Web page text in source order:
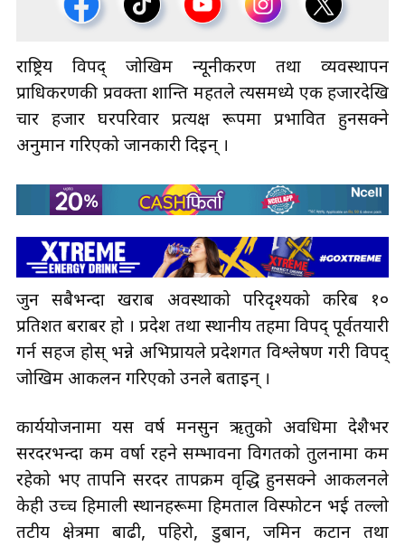
राष्ट्रिय विपद् जोखिम न्यूनीकरण तथा व्यवस्थापन
प्राधिकरणकी प्रवक्ता शान्ति महतले त्यसमध्ये एक हजारदेखि
चार हजार घरपरिवार प्रत्यक्ष रूपमा प्रभावित हुनसक्ने
अनुमान गरिएको जानकारी दिइन् ।
जुन सबैभन्दा खराब अवस्थाको परिदृश्यको करिब १०
प्रतिशत बराबर हो । प्रदेश तथा स्थानीय तहमा विपद् पूर्वतयारी
गर्न सहज होस् भन्ने अभिप्रायले प्रदेशगत विश्लेषण गरी विपद्
जोखिम आकलन गरिएको उनले बताइन् ।
कार्ययोजनामा यस वर्ष मनसुन ऋतुको अवधिमा देशैभर
सरदरभन्दा कम वर्षा रहने सम्भावना विगतको तुलनामा कम
रहेको भए तापनि सरदर तापक्रम वृद्धि हुनसक्ने आकलनले
केही उच्च हिमाली स्थानहरूमा हिमताल विस्फोटन भई तल्लो
तटीय क्षेत्रमा बाढी, पहिरो, डुबान, जमिन कटान तथा